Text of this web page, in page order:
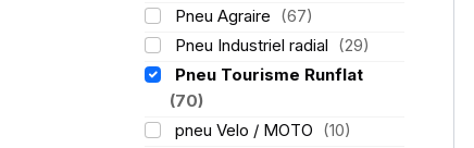
Pneu Agraire (67)
Pneu Industriel radial (29)
Pneu Tourisme Runflat
(70)
pneu Velo / MOTO (10)